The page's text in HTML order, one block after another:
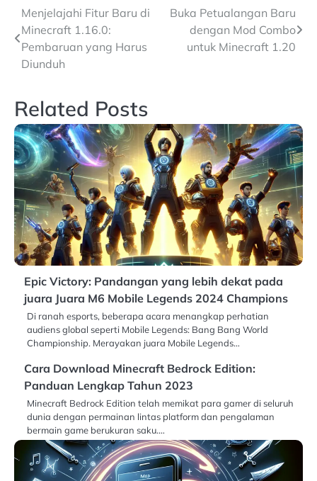
Post
navigation
Menjelajahi Fitur Baru di
Minecraft 1.16.0:
Pembaruan yang Harus
Diunduh
Buka Petualangan Baru
dengan Mod Combo
untuk Minecraft 1.20
Related Posts
Epic Victory: Pandangan yang lebih dekat pada
juara Juara M6 Mobile Legends 2024 Champions
Di ranah esports, beberapa acara menangkap perhatian
audiens global seperti Mobile Legends: Bang Bang World
Championship. Merayakan juara Mobile Legends…
Cara Download Minecraft Bedrock Edition:
Panduan Lengkap Tahun 2023
Minecraft Bedrock Edition telah memikat para gamer di seluruh
dunia dengan permainan lintas platform dan pengalaman
bermain game berukuran saku.…